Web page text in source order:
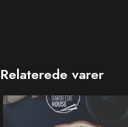
Relaterede varer